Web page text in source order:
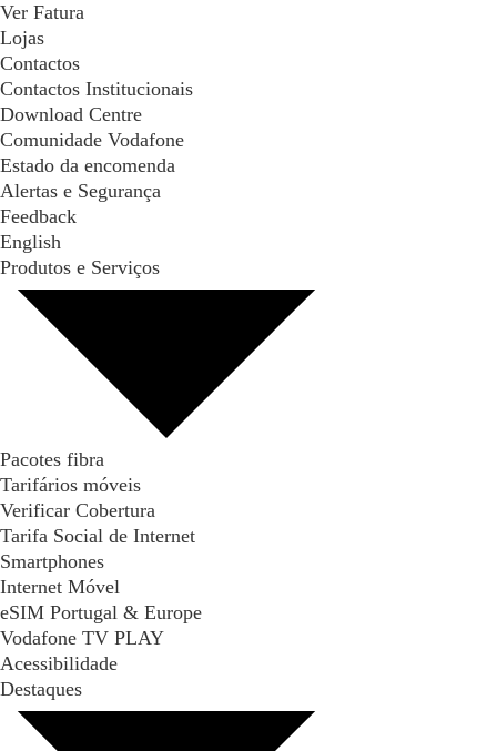
Ver Fatura
Lojas
Contactos
Contactos Institucionais
Download Centre
Comunidade Vodafone
Estado da encomenda
Alertas e Segurança
Feedback
English
Produtos e Serviços
Pacotes fibra
Tarifários móveis
Verificar Cobertura
Tarifa Social de Internet
Smartphones
Internet Móvel
eSIM Portugal & Europe
Vodafone TV PLAY
Acessibilidade
Destaques